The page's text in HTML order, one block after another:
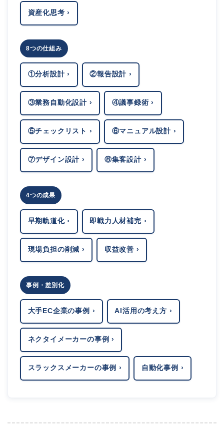
資産化思考 ›
8つの仕組み
①分析設計 › ②報告設計 ›
③業務自動化設計 › ④議事録術 ›
⑤チェックリスト › ⑥マニュアル設計 ›
⑦デザイン設計 › ⑧集客設計 ›
4つの成果
早期軌道化 › 即戦力人材補完 ›
現場負担の削減 › 収益改善 ›
事例・差別化
大手EC企業の事例 › AI活用の考え方 ›
ネクタイメーカーの事例 ›
スラックスメーカーの事例 › 自動化事例 ›